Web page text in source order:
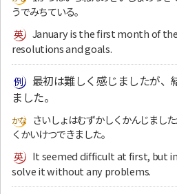
うでみちている。
January is the first month of
resolutions and goals.
最初は難しく感じましたが、
ました。
さいしょはむずかしくかんじまし
くかいけつできました。
It seemed difficult at first, but
solve it without any problems.